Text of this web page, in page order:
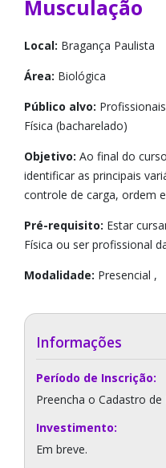
Musculação
Local: Bragança Paulista
Área: Biológica
Público alvo:
Física (bacharelado)
Objetivo: Ao final do
identificar as principais
controle de carga, ordem
Pré-requisito: Estar
Física ou ser profissional
Modalidade: Presencial ,
Informações
Período de Inscrição:
Preencha o Cadastro de
Investimento:
Em breve.